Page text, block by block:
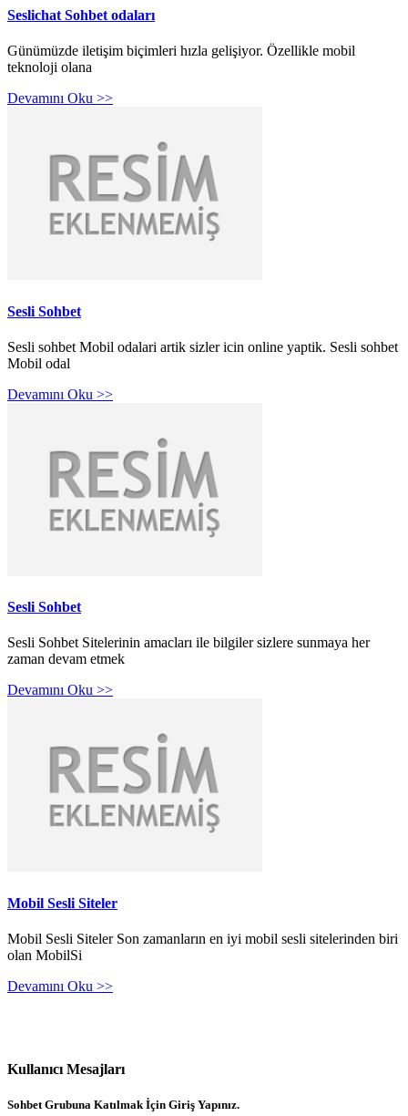
Seslichat Sohbet odaları
Günümüzde iletişim biçimleri hızla gelişiyor. Özellikle mobil
teknoloji olana
Devamını Oku >>
Sesli Sohbet
Sesli sohbet Mobil odalari artik sizler icin online yaptik. Sesli sohbet
Mobil odal
Devamını Oku >>
Sesli Sohbet
Sesli Sohbet Sitelerinin amacları ile bilgiler sizlere sunmaya her
zaman devam etmek
Devamını Oku >>
Mobil Sesli Siteler
Mobil Sesli Siteler Son zamanların en iyi mobil sesli sitelerinden biri
olan MobilSi
Devamını Oku >>
Kullanıcı Mesajları
Sohbet Grubuna Katılmak İçin Giriş Yapınız.